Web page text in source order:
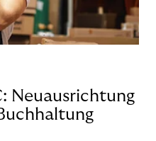
Neuausrichtung